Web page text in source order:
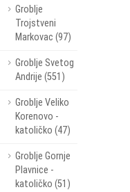
Groblje
Trojstveni
Markovac (97)
Groblje Svetog
Andrije (551)
Groblje Veliko
Korenovo -
katoličko (47)
Groblje Gornje
Plavnice -
katoličko (51)